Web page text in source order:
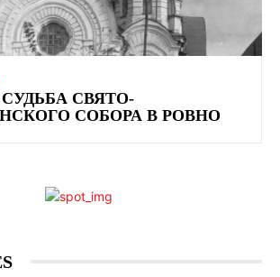
СВЯТО-
СОБОРА В РОВНО